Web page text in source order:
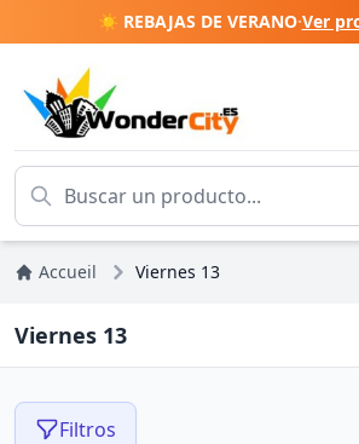
☀️ REBAJAS DE VERANO·Ver
Accueil Viernes 13
Viernes 13
Filtros